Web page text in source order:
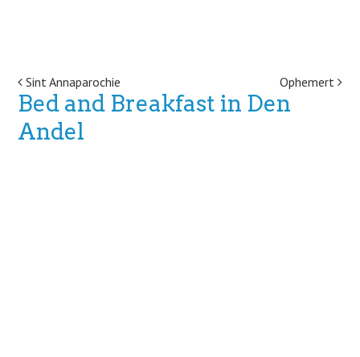
Post navigation
Sint Annaparochie Ophemert
Bed and Breakfast in Den
Andel